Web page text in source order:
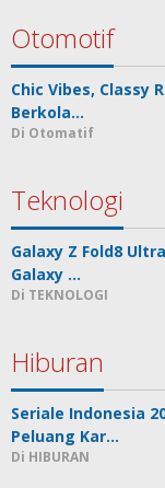
Otomotif
Chic Vibes, Classy
Berkola…
Di Otomatif
Teknologi
Galaxy Z Fold8
Galaxy …
Di TEKNOLOGI
Hiburan
Seriale Indonesia
Peluang Kar…
Di HIBURAN